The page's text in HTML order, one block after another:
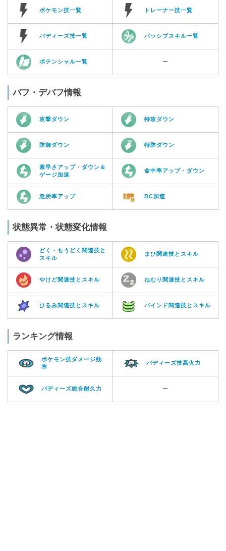
ポケモン技一覧 トレーナー技一覧
バディーズ技一覧 パッシブスキル一覧
ポテンシャル一覧 ー
バフ・デバフ情報
攻撃ダウン 特攻ダウン
防御ダウン 特防ダウン
素早さアップ・ダウン＆
ゲージ加速
命中率アップ・ダウン
急所率アップ BC加速
状態異常・状態変化情報
どく・もうどく関連技と
スキル
まひ関連技とスキル
やけど関連技とスキル ねむり関連技とスキル
ひるみ関連技とスキル バインド関連技とスキル
ランキング情報
ポケモン技ダメージ効
率
バディーズ技高火力
バディーズ総合耐久力 ー